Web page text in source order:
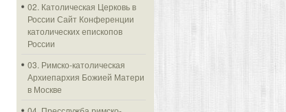
02. Католическая Церковь в
России Сайт Конференции
католических епископов
России
03. Римско-католическая
Архиепархия Божией Матери
в Москве